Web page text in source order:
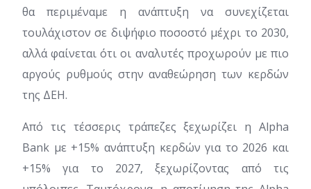
θα περιμέναμε η ανάπτυξη να συνεχίζεται
τουλάχιστον σε διψήφιο ποσοστό μέχρι το 2030,
αλλά φαίνεται ότι οι αναλυτές προχωρούν με πιο
αργούς ρυθμούς στην αναθεώρηση των κερδών
της ΔΕΗ.
Από τις τέσσερις τράπεζες ξεχωρίζει η Alpha
Bank με +15% ανάπτυξη κερδών για το 2026 και
+15% για το 2027, ξεχωρίζοντας από τις